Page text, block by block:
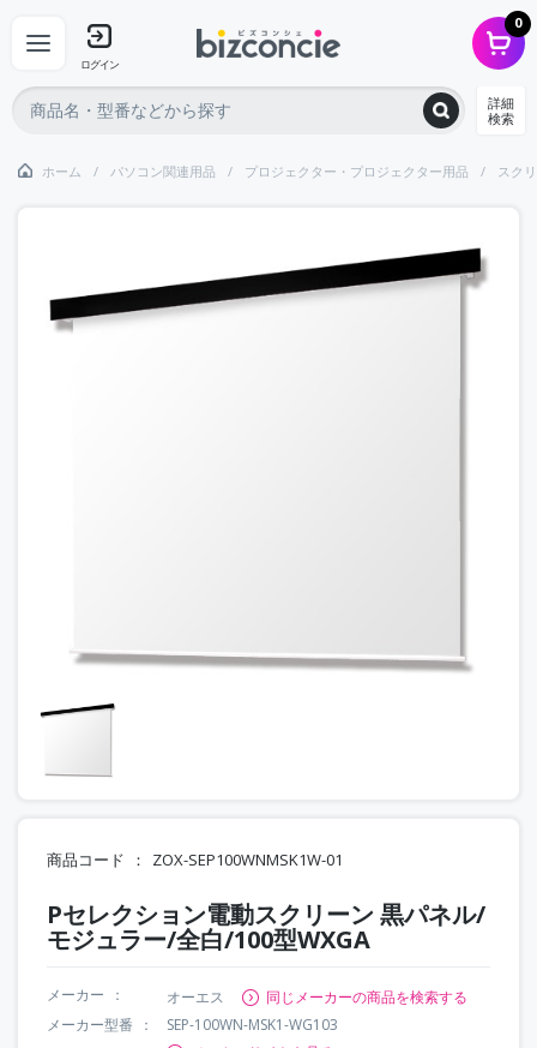
ログイン
0
詳細
検索
ホーム パソコン関連用品 プロジェクター・プロジェクター用品 スク
商品コード ZOX-SEP100WNMSK1W-01
Pセレクション電動スクリーン 黒パネル/
モジュラー/全白/100型WXGA
メーカー オーエス
同じメーカーの商品を検索する
メーカー型番
SEP-100WN-MSK1-WG103